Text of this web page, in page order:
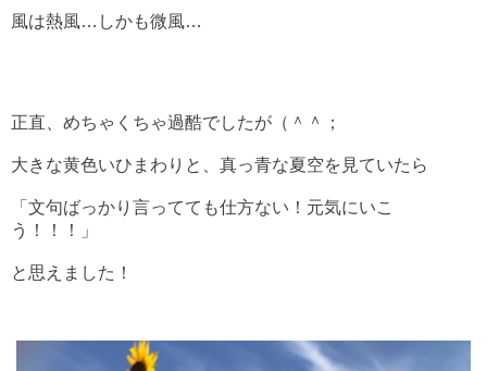
風は熱風…しかも微風…
正直、めちゃくちゃ過酷でしたが（＾＾；
大きな黄色いひまわりと、真っ青な夏空を見ていたら
「文句ばっかり言ってても仕方ない！元気にいこ
う！！！」
と思えました！